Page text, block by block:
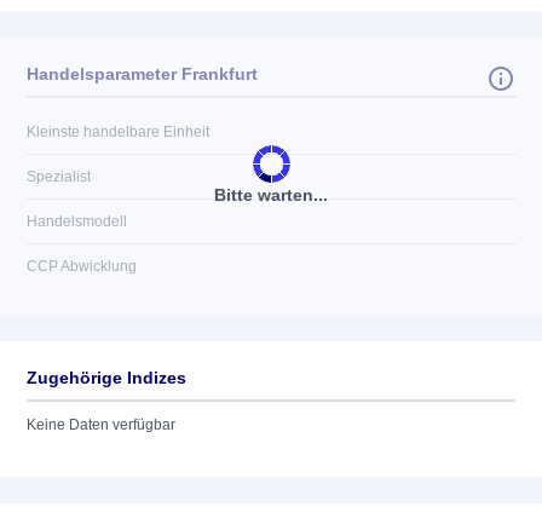
Bitte warten...
Handelsparameter Frankfurt
Kleinste handelbare Einheit
Spezialist
Handelsmodell
CCP Abwicklung
Zugehörige Indizes
Keine Daten verfügbar